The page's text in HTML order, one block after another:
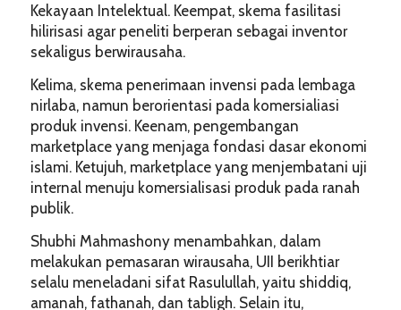
Kekayaan Intelektual. Keempat, skema fasilitasi
hilirisasi agar peneliti berperan sebagai inventor
sekaligus berwirausaha.
Kelima, skema penerimaan invensi pada lembaga
nirlaba, namun berorientasi pada komersialiasi
produk invensi. Keenam, pengembangan
marketplace yang menjaga fondasi dasar ekonomi
islami. Ketujuh, marketplace yang menjembatani uji
internal menuju komersialisasi produk pada ranah
publik.
Shubhi Mahmashony menambahkan, dalam
melakukan pemasaran wirausaha, UII berikhtiar
selalu meneladani sifat Rasulullah, yaitu shiddiq,
amanah, fathanah, dan tabligh. Selain itu,